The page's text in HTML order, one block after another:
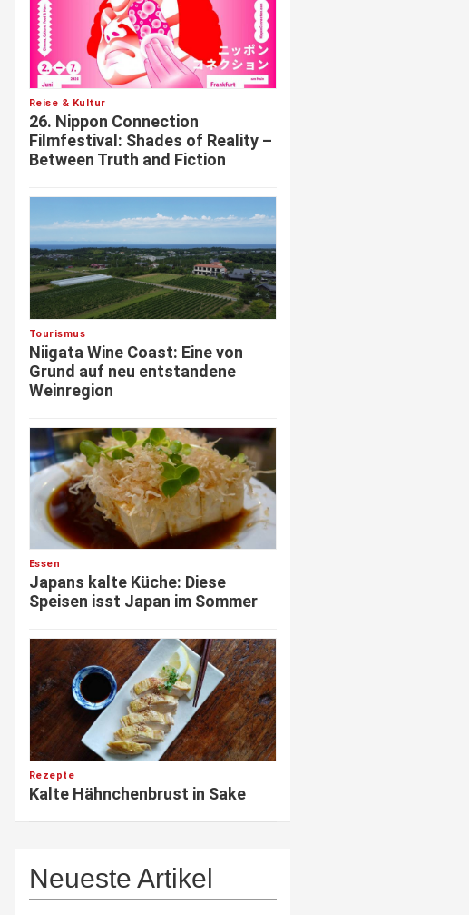
Reise & Kultur
26. Nippon Connection
Filmfestival: Shades of Reality –
Between Truth and Fiction
Tourismus
Niigata Wine Coast: Eine von
Grund auf neu entstandene
Weinregion
Essen
Japans kalte Küche: Diese
Speisen isst Japan im Sommer
Rezepte
Kalte Hähnchenbrust in Sake
Neueste Artikel